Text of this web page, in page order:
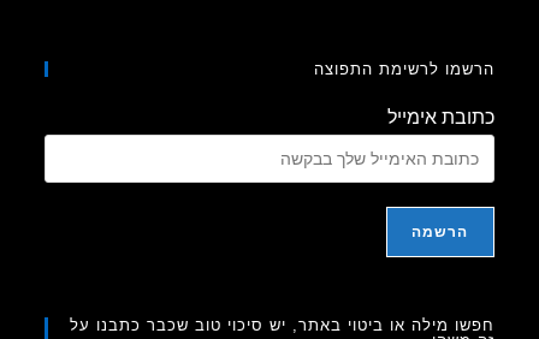
לרשימת התפוצה
אימייל
מילה או ביטוי באתר, יש סיכוי טוב שכבר כתבנו על